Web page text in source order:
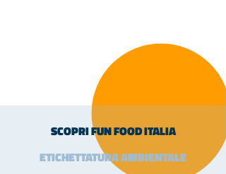
SCOPRI FUN FOOD ITALIA
ETICHETTATURA AMBIENTALE